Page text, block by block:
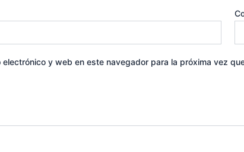
electrónico y web en este navegador para la próxima vez